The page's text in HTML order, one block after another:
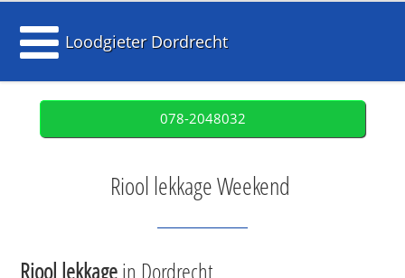
Loodgieter Dordrecht
078-2048032
Riool lekkage Weekend
Riool lekkagein Dordrecht